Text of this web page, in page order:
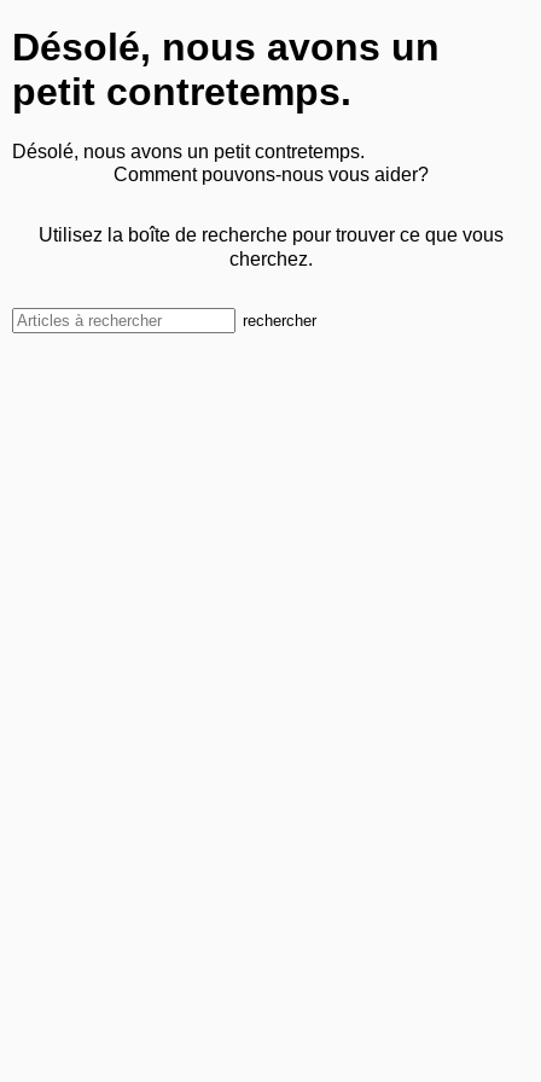
Désolé, nous avons un
petit contretemps.
Désolé, nous avons un petit contretemps.
Comment pouvons-nous vous aider?
Utilisez la boîte de recherche pour trouver ce que vous
cherchez.
rechercher